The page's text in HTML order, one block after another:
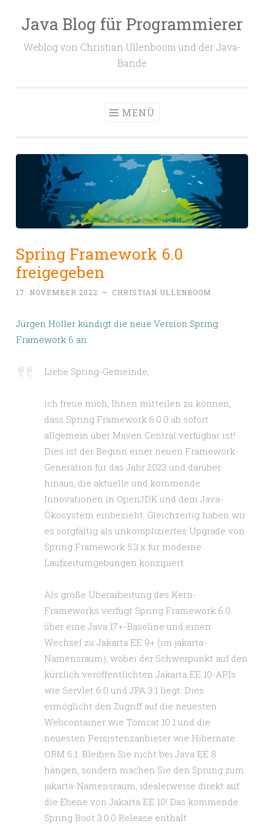
Zum
springen
Java Blog für Programmierer
Weblog von Christian Ullenboom und der Java-
Bande
MENÜ
Spring Framework 6.0
freigegeben
17. NOVEMBER 2022 ~ CHRISTIAN ULLENBOOM
Jürgen Höller kündigt die neue Version Spring
Framework 6 an:
Liebe Spring-Gemeinde,
ich freue mich, Ihnen mitteilen zu können,
dass Spring Framework 6.0.0 ab sofort
allgemein über Maven Central verfügbar ist!
Dies ist der Beginn einer neuen Framework-
Generation für das Jahr 2023 und darüber
hinaus, die aktuelle und kommende
Innovationen in OpenJDK und dem Java-
Ökosystem einbezieht. Gleichzeitig haben wir
es sorgfältig als unkompliziertes Upgrade von
Spring Framework 5.3.x für moderne
Laufzeitumgebungen konzipiert.
Als große Überarbeitung des Kern-
Frameworks verfügt Spring Framework 6.0
über eine Java 17+-Baseline und einen
Wechsel zu Jakarta EE 9+ (im jakarta-
Namensraum), wobei der Schwerpunkt auf den
kürzlich veröffentlichten Jakarta EE 10-APIs
wie Servlet 6.0 und JPA 3.1 liegt. Dies
ermöglicht den Zugriff auf die neuesten
Webcontainer wie Tomcat 10.1 und die
neuesten Persistenzanbieter wie Hibernate
ORM 6.1. Bleiben Sie nicht bei Java EE 8
hängen, sondern machen Sie den Sprung zum
jakarta-Namensraum, idealerweise direkt auf
die Ebene von Jakarta EE 10! Das kommende
Spring Boot 3.0.0 Release enthält